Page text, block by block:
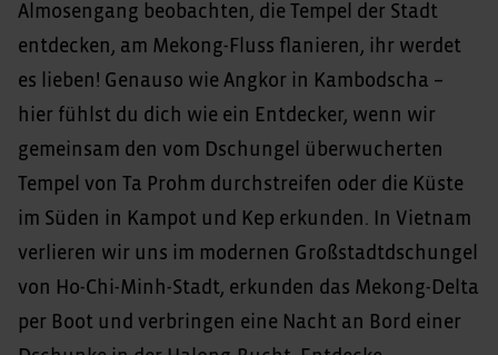
Almosengang beobachten, die Tempel der Stadt
entdecken, am Mekong-Fluss flanieren, ihr werdet
es lieben! Genauso wie Angkor in Kambodscha –
hier fühlst du dich wie ein Entdecker, wenn wir
gemeinsam den vom Dschungel überwucherten
Tempel von Ta Prohm durchstreifen oder die Küste
im Süden in Kampot und Kep erkunden. In Vietnam
verlieren wir uns im modernen Großstadtdschungel
von Ho-Chi-Minh-Stadt, erkunden das Mekong-Delta
per Boot und verbringen eine Nacht an Bord einer